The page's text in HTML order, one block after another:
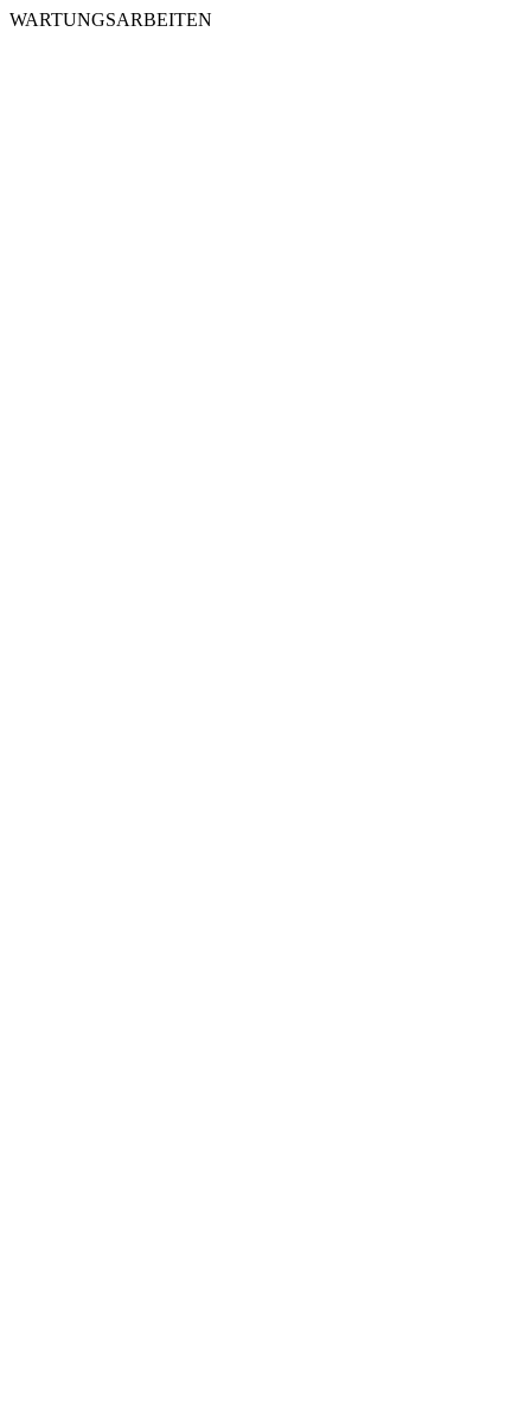
WARTUNGSARBEITEN